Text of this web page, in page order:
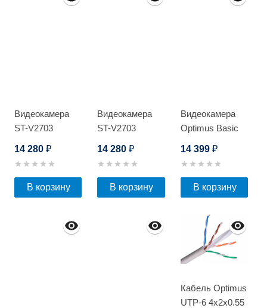
Видеокамера
ST-V2703
14 280 ₽
В корзину
Видеокамера
ST-V2703
14 280₽
В корзину
Видеокамера
Optimus Basic
14 399 ₽
В корзину
Кабель Optimus
UTP-6 4x2x0.55